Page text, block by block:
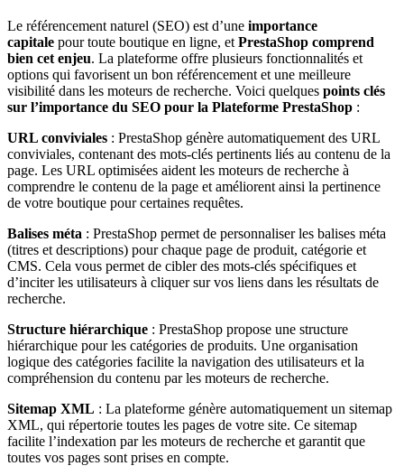
Le référencement naturel (SEO) est d’une importance
capitale pour toute boutique en ligne, et PrestaShop comprend
bien cet enjeu. La plateforme offre plusieurs fonctionnalités et
options qui favorisent un bon référencement et une meilleure
visibilité dans les moteurs de recherche. Voici quelques points clés
sur l’importance du SEO pour la Plateforme PrestaShop :
URL conviviales : PrestaShop génère automatiquement des URL
conviviales, contenant des mots-clés pertinents liés au contenu de la
page. Les URL optimisées aident les moteurs de recherche à
comprendre le contenu de la page et améliorent ainsi la pertinence
de votre boutique pour certaines requêtes.
Balises méta : PrestaShop permet de personnaliser les balises méta
(titres et descriptions) pour chaque page de produit, catégorie et
CMS. Cela vous permet de cibler des mots-clés spécifiques et
d’inciter les utilisateurs à cliquer sur vos liens dans les résultats de
recherche.
Structure hiérarchique : PrestaShop propose une structure
hiérarchique pour les catégories de produits. Une organisation
logique des catégories facilite la navigation des utilisateurs et la
compréhension du contenu par les moteurs de recherche.
Sitemap XML : La plateforme génère automatiquement un sitemap
XML, qui répertorie toutes les pages de votre site. Ce sitemap
facilite l’indexation par les moteurs de recherche et garantit que
toutes vos pages sont prises en compte.